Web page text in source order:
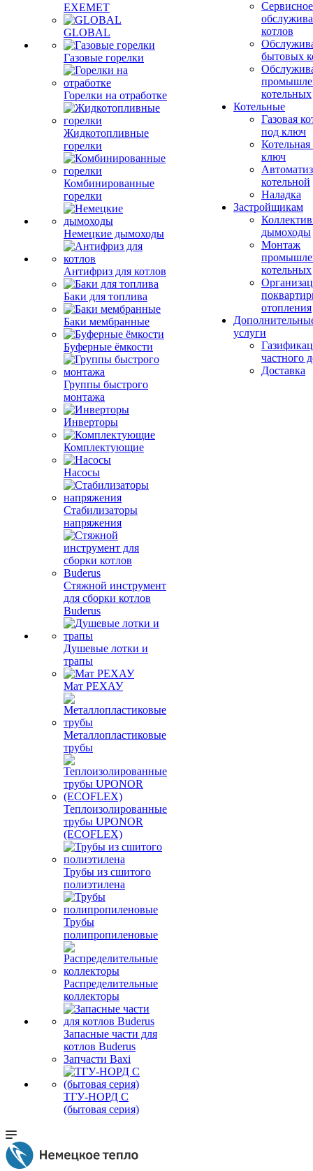
EXEMET
GLOBAL
Газовые горелки
Горелки на отработке
Жидкотопливные
горелки
Комбинированные
горелки
Немецкие дымоходы
Антифриз для котлов
Баки для топлива
Баки мембранные
Буферные ёмкости
Группы быстрого
монтажа
Инверторы
Комплектующие
Насосы
Стабилизаторы
напряжения
Стяжной инструмент
для сборки котлов
Buderus
Душевые лотки и
трапы
Мат РЕХАУ
Металлопластиковые
трубы
Теплоизолированные
трубы UPONOR
(ECOFLEX)
Трубы из сшитого
полиэтилена
Трубы
полипропиленовые
Распределительные
коллекторы
Запасные части для
котлов Buderus
Запчасти Baxi
ТГУ-НОРД С
(бытовая серия)
Сервисное
котлов
бытовых
котельных
Котельные
Газовая
под ключ
ключ
котельной
Наладка
Застройщикам
дымоходы
Монтаж
котельных
отопления
услуги
частного
Доставка